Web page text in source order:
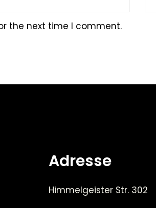
the next time I comment.
Adresse
Himmelgeister Str. 302